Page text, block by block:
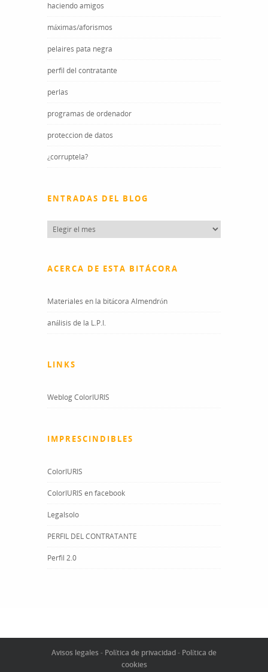
haciendo amigos
máximas/aforismos
pelaires pata negra
perfil del contratante
perlas
programas de ordenador
proteccion de datos
¿corruptela?
ENTRADAS DEL BLOG
Entradas
del
ACERCA DE ESTA BITÁCORA
Materiales en la bitácora Almendrón
análisis de la L.P.I.
LINKS
Weblog ColorIURIS
IMPRESCINDIBLES
ColorIURIS
ColorIURIS en facebook
Legalsolo
PERFIL DEL CONTRATANTE
Perfil 2.0
Avisos legales- Política de privacidad- Política de
cookies